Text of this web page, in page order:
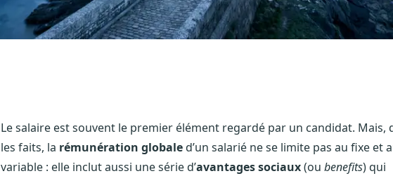
Le salaire est souvent le premier élément regardé par un candidat. Mais,
les faits, la rémunération globaled’un salarié ne se limite pas au fixe et
variable : elle inclut aussi une série d’avantages sociaux(ou benefits) qui